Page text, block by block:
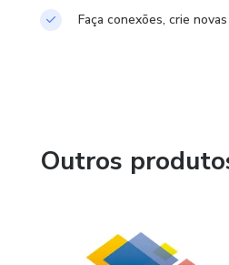
Faça conexões, crie
Outros